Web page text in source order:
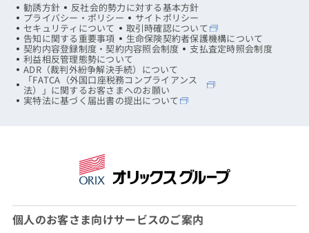
勧誘方針 反社会的勢力に対する基本方針
プライバシー・ポリシー サイトポリシー
セキュリティについて 取引時確認について
告知に関する重要事項 生命保険契約者保護機構について
契約内容登録制度・契約内容照会制度 支払査定時照会制度
利益相反管理態勢について
ADR（裁判外紛争解決手続）について
「FATCA（外国口座税務コンプライアンス
法）」に関するお客さまへのお願い
実特法に基づく届出書の提出について
個人のお客さま向けサービスのご案内